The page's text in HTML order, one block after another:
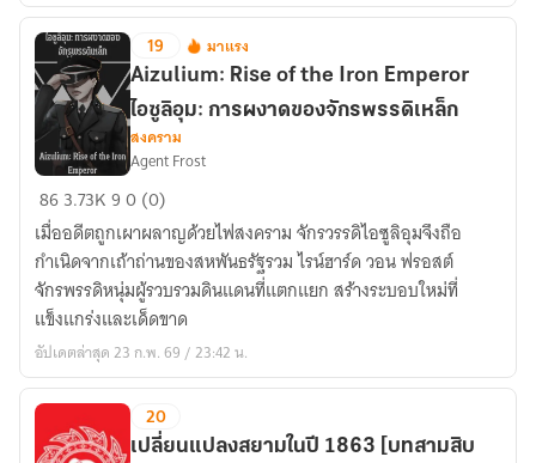
ไทย
(Summoning
European
Federation
Japan
and
Aizulium:
Rise
of
the
Iron
Emperor
ไอ
ซู
ลิ
อุม:
19
มา
แรง
มาแรง
Aizulium: Rise of the Iron Emperor
ไอซูลิอุม: การผงาดของจักรพรรดิเหล็ก
สงคราม
Agent Frost
863.73K90 (0)
เมื่ออดีตถูกเผาผลาญด้วยไฟสงคราม จักรวรรดิไอซูลิอุมจึงถือ
กำเนิดจากเถ้าถ่านของสหพันธรัฐรวม ไรน์ฮาร์ด วอน ฟรอสต์
จักรพรรดิหนุ่มผู้รวบรวมดินแดนที่แตกแยก สร้างระบอบใหม่ที่
แข็งแกร่งและเด็ดขาด
อัปเดตล่าสุด 23 ก.พ. 69 / 23:42 น.
20
เปลี่ยนแปลงสยามในปี 1863 [บทสามสิบ